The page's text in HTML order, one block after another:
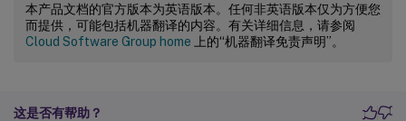
本产品文档的官方版本为英语版本。任何非英语版本仅为方便您
而提供，可能包括机器翻译的内容。有关详细信息，请参阅
Cloud Software Group home 上的“机器翻译免责声明”。
这是否有帮助？